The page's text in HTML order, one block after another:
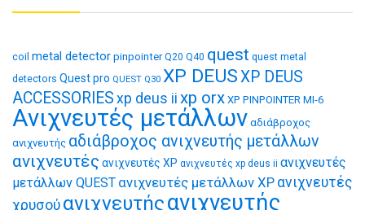
coil metal detector pinpointer Q20 Q40 quest quest metal
detectors Quest pro QUEST Q30 XP DEUSXP DEUS
ACCESSORIES xp deus ii xp orx XP PINPOINTER MI-6
Ανιχνευτές μετάλλων αδιάβροχος
ανιχνευτής αδιάβροχος ανιχνευτής μετάλλων
ανιχνευτές ανιχνευτές XP ανιχνευτές xp deus ii ανιχνευτές
μετάλλων QUEST ανιχνευτές μετάλλων XP ανιχνευτές
χρυσού ανιχνευτήςανιχνευτής